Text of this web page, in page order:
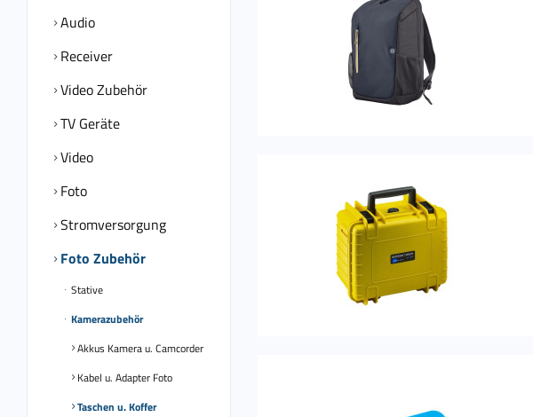
Audio
Receiver
Video Zubehör
TV Geräte
Video
Foto
Stromversorgung
Foto Zubehör
Stative
Kamerazubehör
Akkus Kamera u. Camcorder
Kabel u. Adapter Foto
Taschen u. Koffer